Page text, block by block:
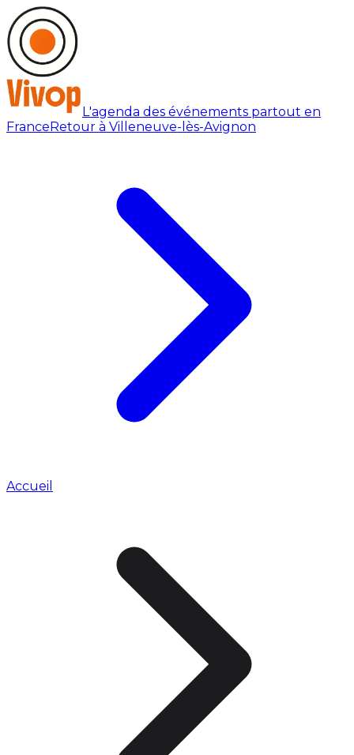
L'agenda des événements partout en
FranceRetour à Villeneuve-lès-Avignon
Accueil